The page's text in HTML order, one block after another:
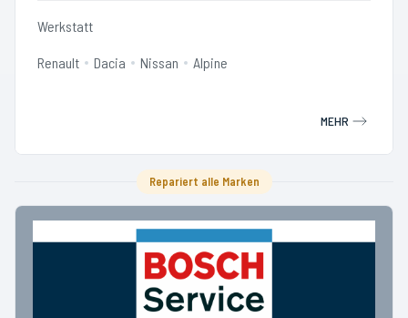
Werkstatt
Renault Dacia Nissan Alpine
MEHR
Repariert alle Marken